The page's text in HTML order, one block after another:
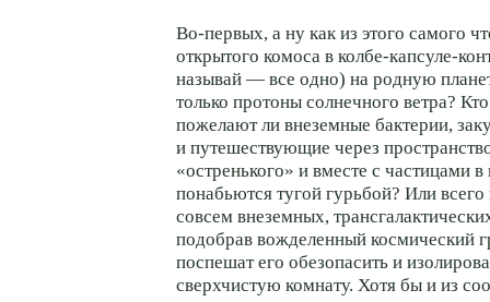
Во-первых, а ну как из этого самого
открытого комоса в колбе-капсуле-
называй — все одно) на родную
только протоны солнечного ветра?
пожелают ли внеземные бактерии,
и путешествующие через
«остренького» и вместе с частицами в
понабьются тугой гурьбой? Или
совсем внеземных,
подобрав вожделенный космический
поспешат его обезопасить и
сверхчистую комнату. Хотя бы и из